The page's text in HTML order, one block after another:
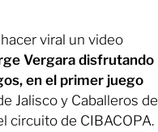
viral un video
Vergara disfrutando
en el primer juego
Jalisco y Caballeros de
circuito de CIBACOPA.